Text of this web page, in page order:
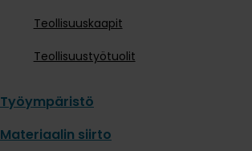
Teollisuuskaapit
Teollisuustyötuolit
Työympäristö
Materiaalin siirto